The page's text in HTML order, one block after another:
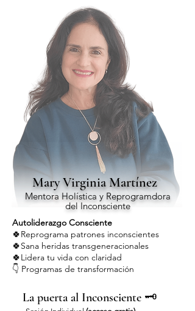
Mary Virginia Martínez
Mentora Holística y Reprogramdora
del Inconsciente
Autoliderazgo Consciente
🍀Reprograma patrones inconscientes
🍀Sana heridas transgeneracionales
🍀Lidera tu vida con claridad
👇 Programas de transformación
La puerta al Inconsciente 🗝️